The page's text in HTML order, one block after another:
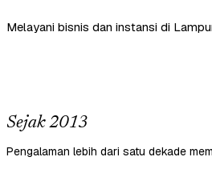
Melayani bisnis dan instansi di
Sejak 2013
Pengalaman lebih dari satu dekade